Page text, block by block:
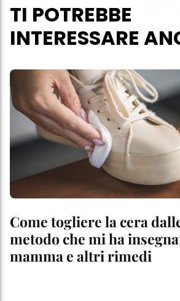
TI POTREBBE
INTERESSARE
Come togliere la cera
metodo che mi ha
mamma e altri rimedi